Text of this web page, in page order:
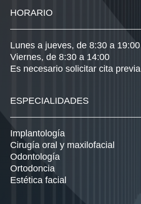
HORARIO
Lunes a jueves, de 8:30 a 19:00
Viernes, de 8:30 a 14:00
Es necesario solicitar cita previa
ESPECIALIDADES
Implantología
Cirugía oral y maxilofacial
Odontología
Ortodoncia
Estética facial